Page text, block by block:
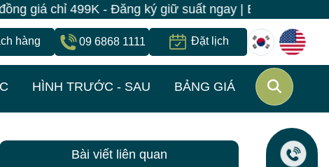
chỉ 499K - Đăng ký giữ suất ngay | Bệnh viện JW
hàng 09 6868 1111 Đặt lịch
HÌNH TRƯỚC - SAU BẢNG GIÁ
Bài viết liên quan